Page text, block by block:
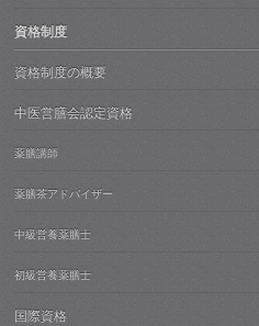
資格制度
資格制度の概要
中医営膳会認定資格
薬膳講師
薬膳茶アドバイザー
中級営養薬膳士
初級営養薬膳士
国際資格